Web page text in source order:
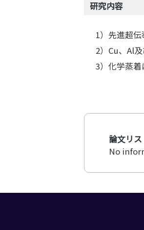
研究内容
1）先進超
2）Cu、Al
3）化学蒸
論文リス
No